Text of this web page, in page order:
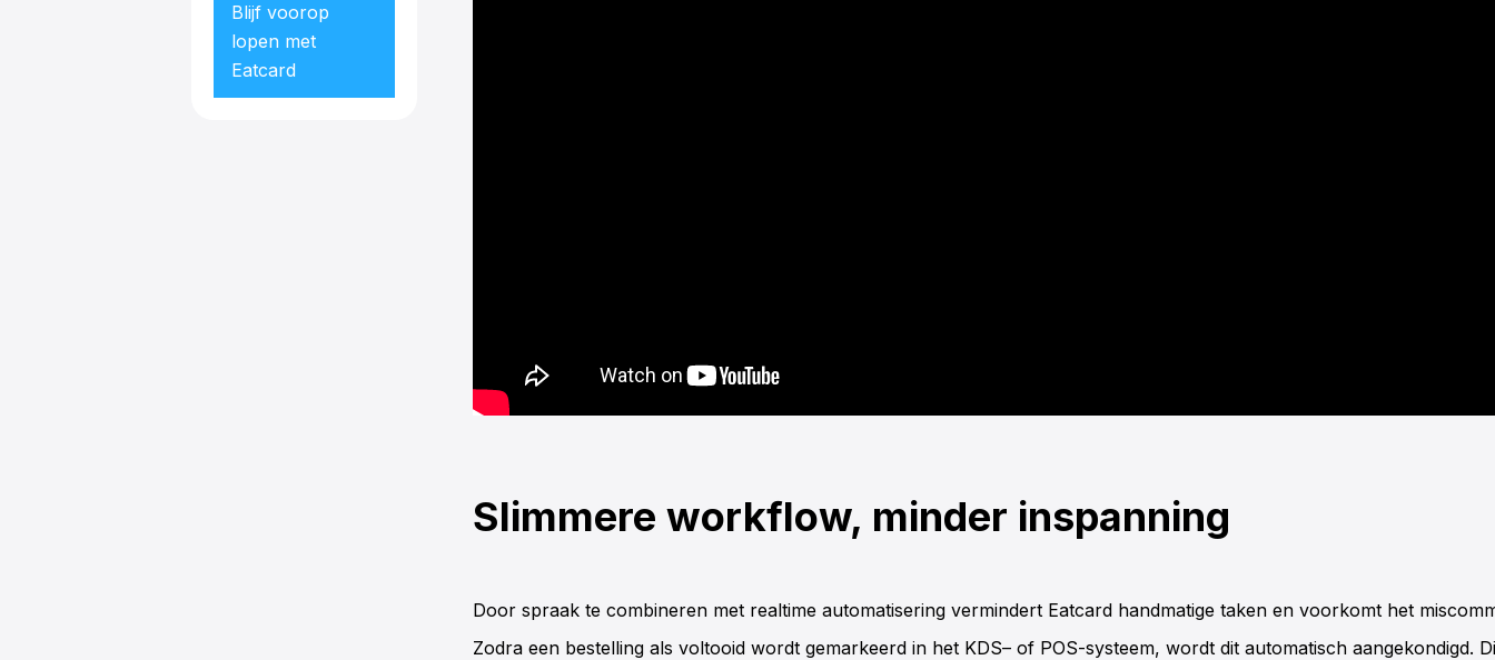
Blijf voorop
lopen met
Eatcard
Slimmere workflow, minder inspanning
Door spraak te combineren met realtime automatisering vermindert Eatcard handmatige taken en voorkomt het
Zodra een bestelling als voltooid wordt gemarkeerd in het KDS– of POS-systeem, wordt dit automatisch aangekondigd.